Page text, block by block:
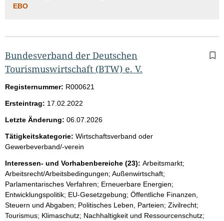
EBO
Bundesverband der Deutschen
Tourismuswirtschaft (BTW) e. V.
Registernummer: R000621
Ersteintrag: 17.02.2022
Letzte Änderung: 06.07.2026
Tätigkeitskategorie: Wirtschaftsverband oder
Gewerbeverband/-verein
Interessen- und Vorhabenbereiche (23): Arbeitsmarkt;
Arbeitsrecht/Arbeitsbedingungen; Außenwirtschaft;
Parlamentarisches Verfahren; Erneuerbare Energien;
Entwicklungspolitik; EU-Gesetzgebung; Öffentliche Finanzen,
Steuern und Abgaben; Politisches Leben, Parteien; Zivilrecht;
Tourismus; Klimaschutz; Nachhaltigkeit und Ressourcenschutz;